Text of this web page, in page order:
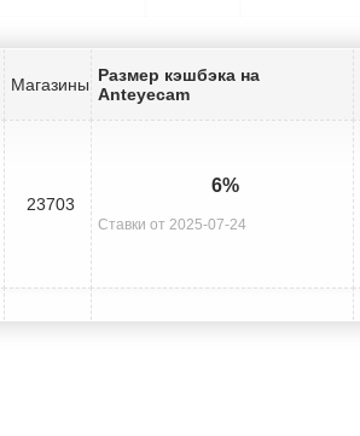
Магазины Размер кэшбэка на
Anteyecam
23703
6%
Ставки от 2025-07-24